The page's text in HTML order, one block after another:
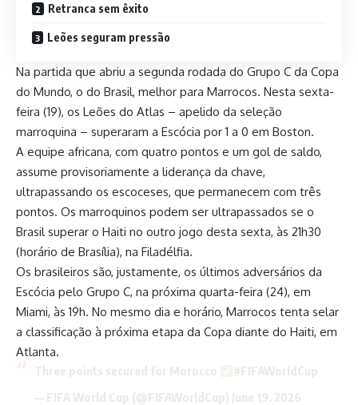
Retranca sem êxito
Leões seguram pressão
Na partida que abriu a segunda rodada do Grupo C da Copa
do Mundo, o do Brasil, melhor para Marrocos. Nesta sexta-
feira (19), os Leões do Atlas – apelido da seleção
marroquina – superaram a Escócia por 1 a 0 em Boston.
A equipe africana, com quatro pontos e um gol de saldo,
assume provisoriamente a liderança da chave,
ultrapassando os escoceses, que permanecem com três
pontos. Os marroquinos podem ser ultrapassados se o
Brasil superar o Haiti no outro jogo desta sexta, às 21h30
(horário de Brasília), na Filadélfia.
Os brasileiros são, justamente, os últimos adversários da
Escócia pelo Grupo C, na próxima quarta-feira (24), em
Miami, às 19h. No mesmo dia e horário, Marrocos tenta selar
a classificação à próxima etapa da Copa diante do Haiti, em
Atlanta.